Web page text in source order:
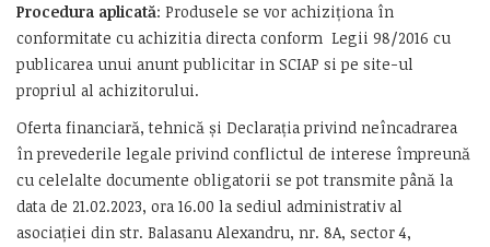
Procedura aplicată: Produsele se vor achiziționa în
conformitate cu achizitia directa conform Legii 98/2016 cu
publicarea unui anunt publicitar in SCIAP si pe site-ul
propriul al achizitorului.
Oferta financiară, tehnică și Declarația privind neîncadrarea
în prevederile legale privind conflictul de interese împreună
cu celelalte documente obligatorii se pot transmite până la
data de 21.02.2023, ora 16.00 la sediul administrativ al
asociației din str. Balasanu Alexandru, nr. 8A, sector 4,